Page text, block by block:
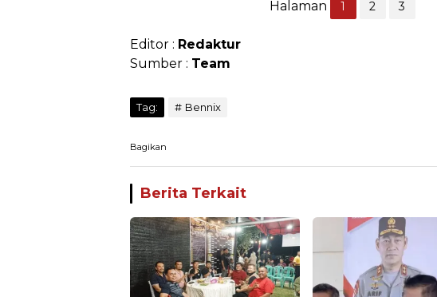
Halaman 1 2 3
Editor : Redaktur
Sumber : Team
Tag: Bennix
Bagikan
Berita Terkait